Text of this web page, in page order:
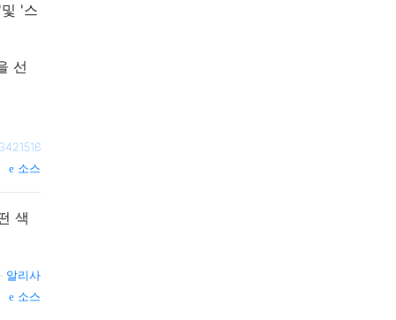
'스
선
소스
색
알리사
소스